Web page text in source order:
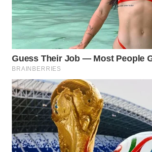
WAHANA
ADVOKAT
WAHANA
INFRASTRUKTUR
WAHANA
KONSUMEN
WAHANA
LISTRIK